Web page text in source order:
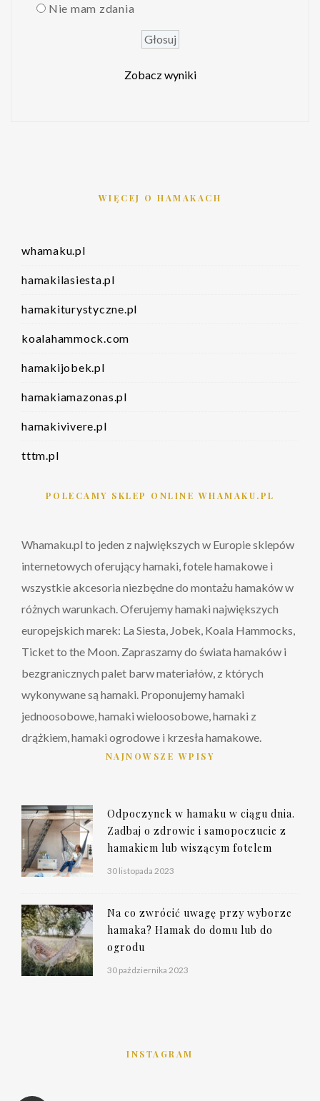
Nie mam zdania
Zobacz wyniki
WIĘCEJ O HAMAKACH
whamaku.pl
hamakilasiesta.pl
hamakiturystyczne.pl
koalahammock.com
hamakijobek.pl
hamakiamazonas.pl
hamakivivere.pl
tttm.pl
POLECAMY SKLEP ONLINE WHAMAKU.PL
Whamaku.pl to jeden z największych w Europie sklepów
internetowych oferujący hamaki, fotele hamakowe i
wszystkie akcesoria niezbędne do montażu hamaków w
różnych warunkach. Oferujemy hamaki największych
europejskich marek: La Siesta, Jobek, Koala Hammocks,
Ticket to the Moon. Zapraszamy do świata hamaków i
bezgranicznych palet barw materiałów, z których
wykonywane są hamaki. Proponujemy hamaki
jednoosobowe, hamaki wieloosobowe, hamaki z
drążkiem, hamaki ogrodowe i krzesła hamakowe.
NAJNOWSZE WPISY
Odpoczynek w hamaku w ciągu dnia.
Zadbaj o zdrowie i samopoczucie z
hamakiem lub wiszącym fotelem
30 listopada 2023
Na co zwrócić uwagę przy wyborze
hamaka? Hamak do domu lub do
ogrodu
30 października 2023
INSTAGRAM